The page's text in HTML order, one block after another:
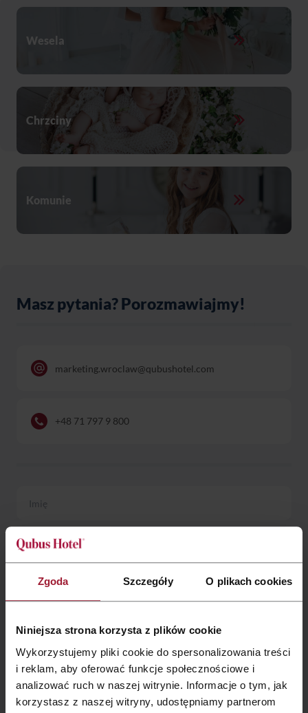
Zgoda Szczegóły O plikach cookies
Niniejsza strona korzysta z plików cookie
Wykorzystujemy pliki cookie do spersonalizowania treści
i reklam, aby oferować funkcje społecznościowe i
analizować ruch w naszej witrynie. Informacje o tym, jak
korzystasz z naszej witryny, udostępniamy partnerom
Wesela
christening ceremony
Chrzciny
Komunie
Masz pytania? Porozmawiajmy!
marketing.wroclaw@qubushotel.com
+48 71 797 9 800
Przyjęcie weselne
Komunia Chrzciny
Urodziny/Jubileusz
Inne